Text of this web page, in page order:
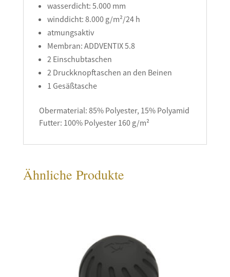
wasserdicht: 5.000 mm
winddicht: 8.000 g/m²/24 h
atmungsaktiv
Membran: ADDVENTIX 5.8
2 Einschubtaschen
2 Druckknopftaschen an den Beinen
1 Gesäßtasche
Obermaterial: 85% Polyester, 15% Polyamid
Futter: 100% Polyester 160 g/m²
Ähnliche Produkte